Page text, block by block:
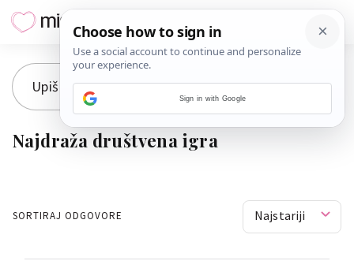
Najdraža društvena igra
SORTIRAJ ODGOVORE Najstariji
Sign in with Google